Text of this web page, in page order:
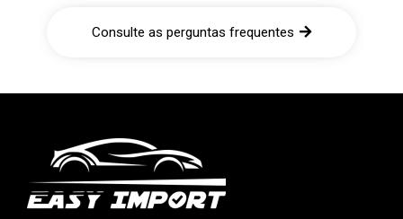
Consulte as perguntas frequentes